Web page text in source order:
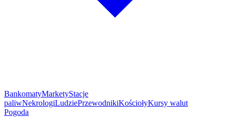
BankomatyMarketyStacje
paliwNekrologiLudziePrzewodnikiKościołyKursy walut
Pogoda